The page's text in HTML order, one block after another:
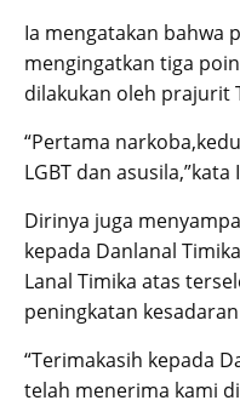
Ia mengatakan bahwa
mengingatkan tiga
dilakukan oleh prajurit
“Pertama
LGBT dan asusila,”kata
Dirinya juga
kepada Danlanal
Lanal Timika atas
peningkatan
“Terimakasih kepada
telah menerima kami